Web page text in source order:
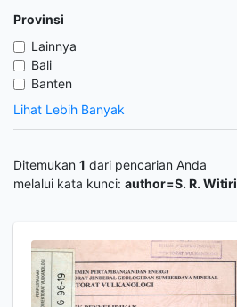
Provinsi
Lainnya
Bali
Banten
Lihat Lebih Banyak
Ditemukan 1 dari pencarian Anda
melalui kata kunci: author=S. R. Witiri